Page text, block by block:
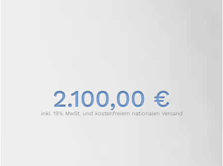
2.100,00 €
inkl. 19% MwSt. und kostenfreiem nationalen Versand